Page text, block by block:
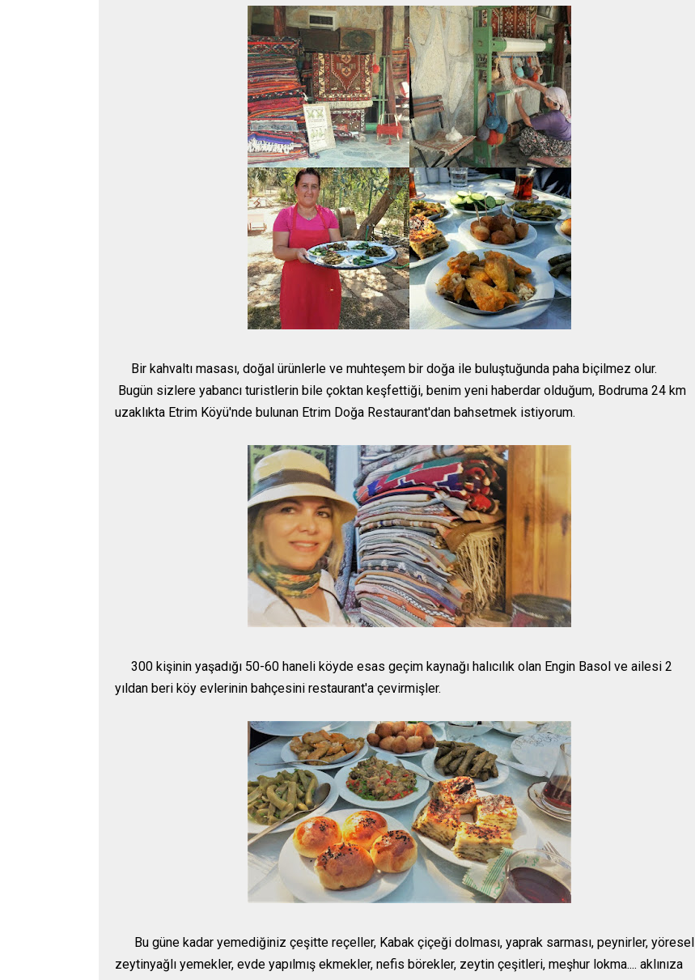
Bir kahvaltı masası, doğal ürünlerle ve muhteşem bir doğa ile buluştuğunda paha biçilmez olur.
Bugün sizlere yabancı turistlerin bile çoktan keşfettiği, benim yeni haberdar olduğum, Bodruma 24 km
uzaklıkta Etrim Köyü'nde bulunan Etrim Doğa Restaurant'dan bahsetmek istiyorum.
300 kişinin yaşadığı 50-60 haneli köyde esas geçim kaynağı halıcılık olan Engin Basol ve ailesi 2
yıldan beri köy evlerinin bahçesini restaurant'a çevirmişler.
Bu güne kadar yemediğiniz çeşitte reçeller, Kabak çiçeği dolması, yaprak sarması, peynirler, yöresel
zeytinyağlı yemekler, evde yapılmış ekmekler, nefis börekler, zeytin çeşitleri, meşhur lokma.... aklınıza